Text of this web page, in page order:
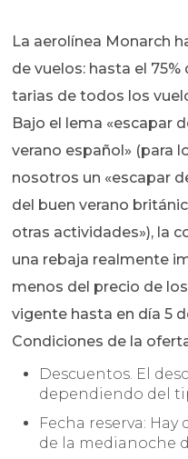
La aerolínea Monarch
de vuelos: hasta el
tarias de todos los
Bajo el lema «escapar
verano español» (para
nosotros un «escapar
del buen verano
otras actividades»), la
una rebaja realmente
menos del precio de
vigente hasta en día 5
Condiciones de la
Descuentos. El
dependiendo del
Fecha reserva:
de la medianoche